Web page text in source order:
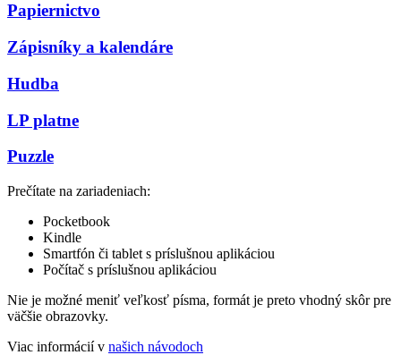
Papiernictvo
Zápisníky a kalendáre
Hudba
LP platne
Puzzle
Prečítate na zariadeniach:
Pocketbook
Kindle
Smartfón či tablet s príslušnou aplikáciou
Počítač s príslušnou aplikáciou
Nie je možné meniť veľkosť písma, formát je preto vhodný skôr pre
väčšie obrazovky.
Viac informácií v našich návodoch